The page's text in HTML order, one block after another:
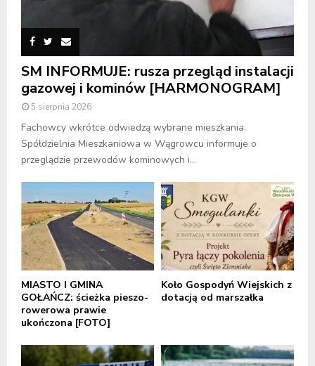
SM INFORMUJE: rusza przegląd instalacji
gazowej i kominów [HARMONOGRAM]
5 sierpnia 2026
Fachowcy wkrótce odwiedzą wybrane mieszkania.
Spółdzielnia Mieszkaniowa w Wągrowcu informuje o
przeglądzie przewodów kominowych i...
MIASTO I GMINA
GOŁAŃCZ: ścieżka pieszo-
rowerowa prawie
ukończona [FOTO]
Koło Gospodyń Wiejskich z
dotacją od marszałka